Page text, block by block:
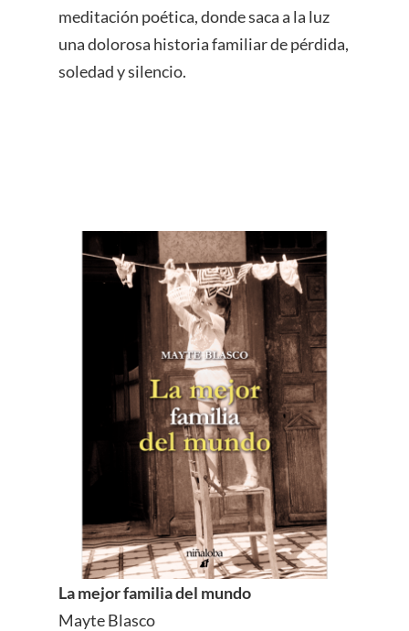
meditación poética, donde saca a la luz
una dolorosa historia familiar de pérdida,
soledad y silencio.
La mejor familia del mundo
Mayte Blasco